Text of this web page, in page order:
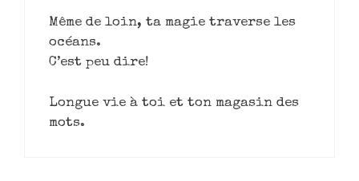
Même de loin, ta magie traverse les
océans.
C’est peu dire!
Longue vie à toi et ton magasin des
mots.